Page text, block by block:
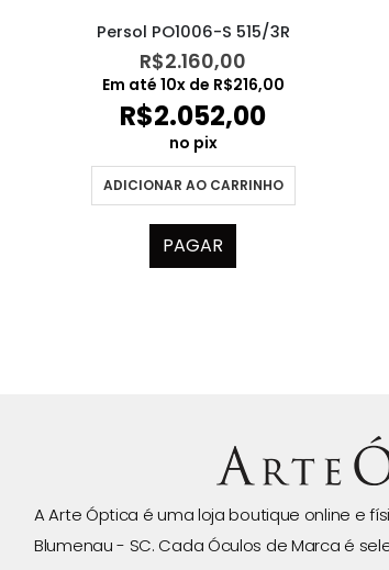
Persol PO1006-S 515/3R
R$2.160,00
Em até 10x de R$216,00
R$2.052,00
no pix
ADICIONAR AO CARRINHO
PAGAR
A Arte Óptica é uma loja boutique online e
Blumenau - SC. Cada Óculos de Marca é